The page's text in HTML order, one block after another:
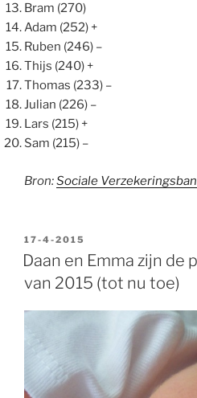
Bram (270)
Adam (252) +
Ruben (246) –
Thijs (240) +
Thomas (233) –
Julian (226) –
Lars (215) +
Sam (215) –
Bron:Sociale
GEPLAATST
OP
17-4-2015
Daan en Emma zijn de
van 2015 (tot nu toe)